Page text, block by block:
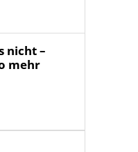
nicht –
mehr